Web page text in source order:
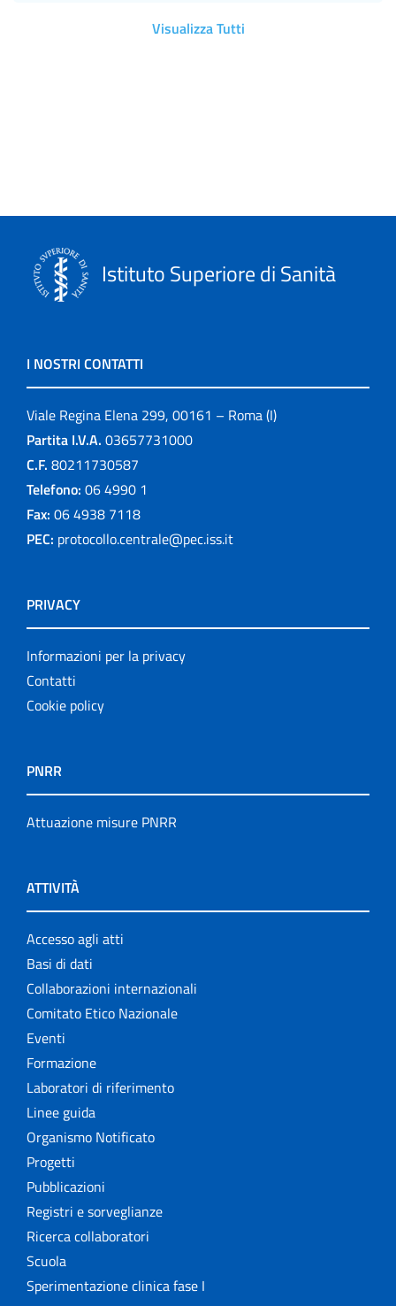
Visualizza Tutti
Istituto Superiore di Sanità
I NOSTRI CONTATTI
Viale Regina Elena 299, 00161 – Roma (I)
Partita I.V.A. 03657731000
C.F. 80211730587
Telefono: 06 4990 1
Fax: 06 4938 7118
PEC: protocollo.centrale@pec.iss.it
PRIVACY
Informazioni per la privacy
Contatti
Cookie policy
PNRR
Attuazione misure PNRR
ATTIVITÀ
Accesso agli atti
Basi di dati
Collaborazioni internazionali
Comitato Etico Nazionale
Eventi
Formazione
Laboratori di riferimento
Linee guida
Organismo Notificato
Progetti
Pubblicazioni
Registri e sorveglianze
Ricerca collaboratori
Scuola
Sperimentazione clinica fase I